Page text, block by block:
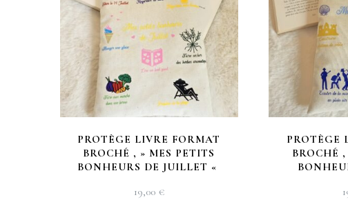
PROTÈGE LIVRE FORMAT
BROCHÉ , » MES PETITS
BONHEURS DE JUILLET «
19,00 €
PROTÈGE
BROCHÉ